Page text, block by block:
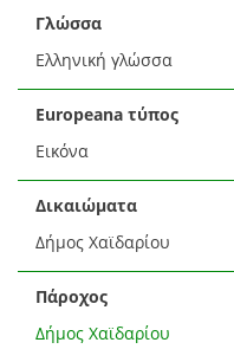
Γλώσσα
Ελληνική γλώσσα
Europeana τύπος
Εικόνα
Δικαιώματα
Δήμος Χαϊδαρίου
Πάροχος
Δήμος Χαϊδαρίου